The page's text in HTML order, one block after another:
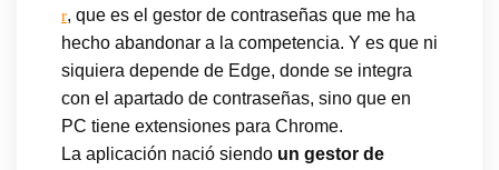
r, que es el gestor de contraseñas que me ha
hecho abandonar a la competencia. Y es que ni
siquiera depende de Edge, donde se integra
con el apartado de contraseñas, sino que en
PC tiene extensiones para Chrome.
La aplicación nació siendo un gestor de